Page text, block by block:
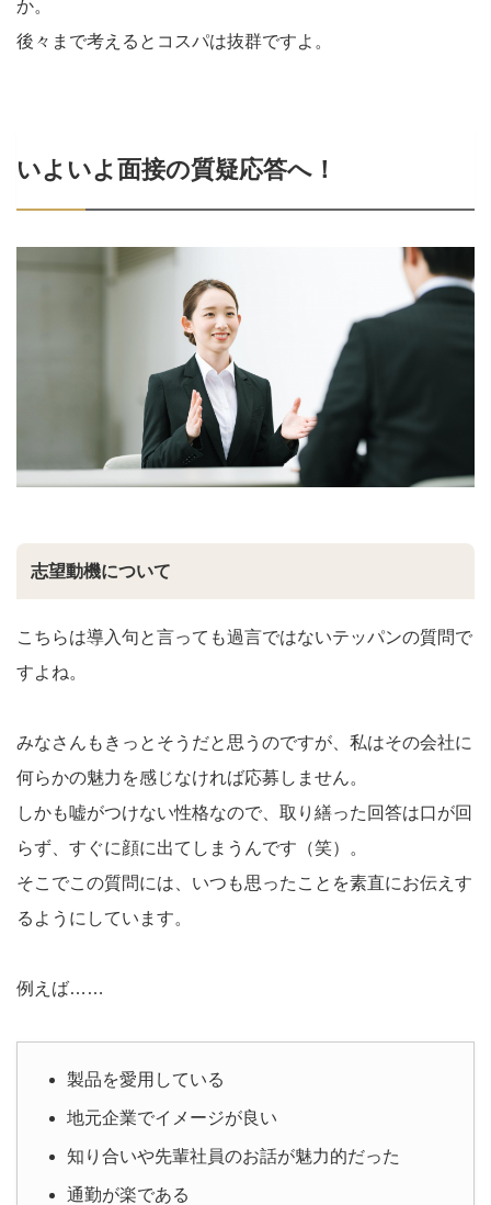
か。
後々まで考えるとコスパは抜群ですよ。
いよいよ面接の質疑応答へ！
志望動機について
こちらは導入句と言っても過言ではないテッパンの質問で
すよね。
みなさんもきっとそうだと思うのですが、私はその会社に
何らかの魅力を感じなければ応募しません。
しかも嘘がつけない性格なので、取り繕った回答は口が回
らず、すぐに顔に出てしまうんです（笑）。
そこでこの質問には、いつも思ったことを素直にお伝えす
るようにしています。
例えば……
製品を愛用している
地元企業でイメージが良い
知り合いや先輩社員のお話が魅力的だった
通勤が楽である